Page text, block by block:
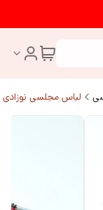
لباس مجلسی نوزادی